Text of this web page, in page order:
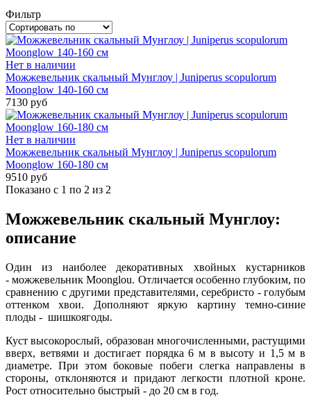
Фильтр
Нет в наличии
Можжевельник скальный Мунглоу | Juniperus scopulorum
Moonglow 140-160 см
7130 руб
Нет в наличии
Можжевельник скальный Мунглоу | Juniperus scopulorum
Moonglow 160-180 см
9510 руб
Показано с 1 по 2 из 2
Можжевельник скальный Мунглоу:
описание
Один из наиболее декоративных хвойных кустарников
-можжевельник Moonglou. Отличается особенно глубоким, по
сравнению с другими представителями, серебристо - голубым
оттенком хвои. Дополняют яркую картину темно-синие
плоды - шишкоягоды.
Куст высокорослый, образован многочисленными, растущими
вверх, ветвями и достигает порядка 6 м в высоту и 1,5 м в
диаметре. При этом боковые побеги слегка направлены в
стороны, отклоняются и придают легкости плотной кроне.
Рост относительно быстрый - до 20 см в год.